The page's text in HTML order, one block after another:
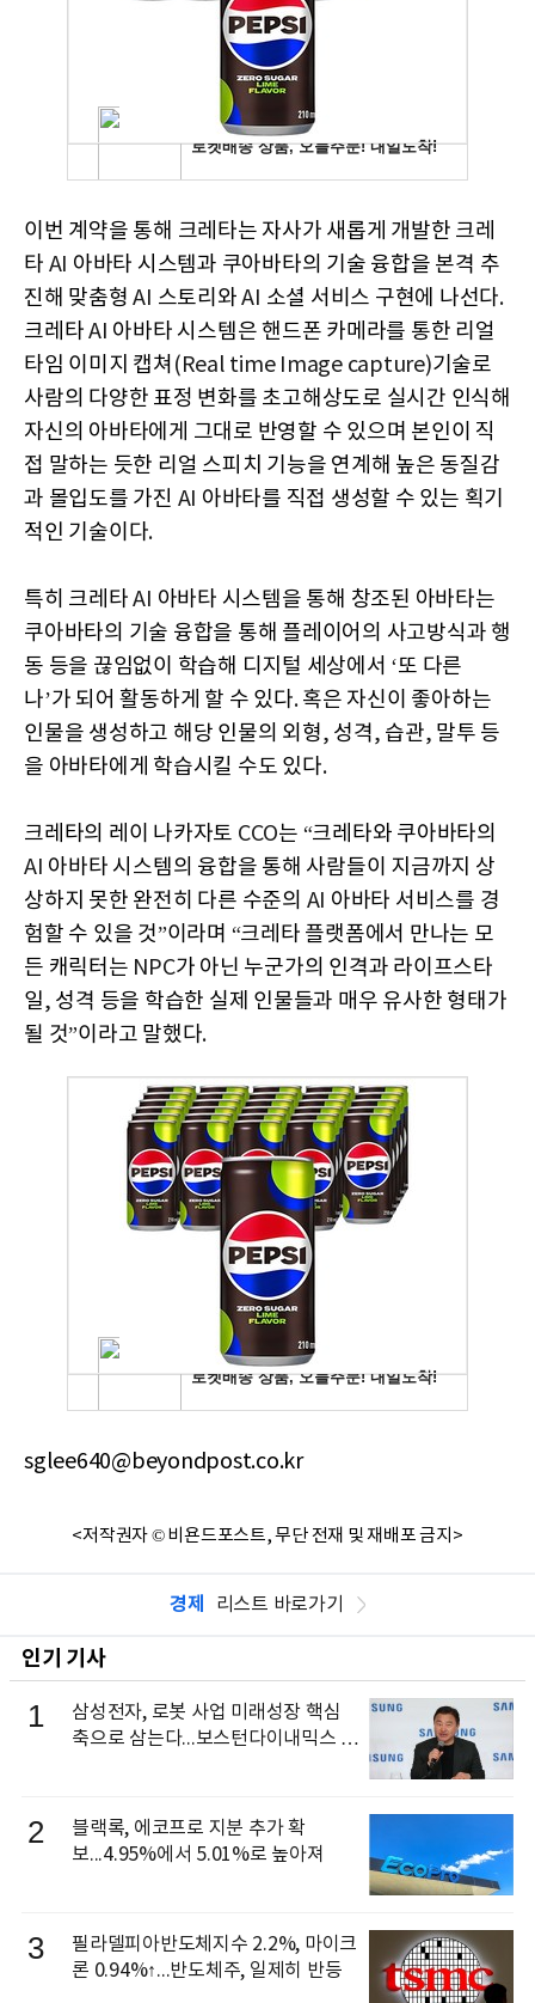
이번 계약을 통해 크레타는 자사가 새롭게 개발한 크레
타 AI 아바타 시스템과 쿠아바타의 기술 융합을 본격 추
진해 맞춤형 AI 스토리와AI 소셜 서비스 구현에 나선다.
크레타AI 아바타 시스템은핸드폰 카메라를 통한 리얼
타임 이미지 캡쳐 (Real time Image capture)기술로
사람의 다양한 표정 변화를 초고해상도로 실시간 인식해
자신의 아바타에게 그대로 반영할 수 있으며 본인이 직
접 말하는 듯한 리얼 스피치 기능을 연계해 높은 동질감
과 몰입도를 가진 AI 아바타를 직접 생성할 수 있는 획기
적인 기술이다.
특히 크레타AI 아바타 시스템을 통해 창조된 아바타는
쿠아바타의 기술 융합을 통해 플레이어의 사고방식과 행
동 등을 끊임없이 학습해 디지털 세상에서 ‘또 다른
나’가 되어 활동하게 할 수 있다.혹은 자신이 좋아하는
인물을 생성하고 해당 인물의 외형, 성격, 습관, 말투 등
을 아바타에게 학습시킬 수도 있다.
크레타의 레이 나카자토 CCO는 “크레타와 쿠아바타의
AI 아바타 시스템의 융합을 통해 사람들이 지금까지 상
상하지 못한 완전히 다른 수준의 AI 아바타 서비스를 경
험할 수 있을 것”이라며 “크레타 플랫폼에서 만나는 모
든 캐릭터는 NPC가 아닌 누군가의 인격과 라이프스타
일, 성격 등을 학습한 실제 인물들과 매우 유사한 형태가
될 것”이라고 말했다.
sglee640@beyondpost.co.kr
<저작권자 © 비욘드포스트, 무단 전재 및 재배포 금지>
경제 리스트 바로가기
인기 기사
1
삼성전자, 로봇 사업 미래성장 핵심
축으로 삼는다...보스턴다이내믹스 출
2
블랙록, 에코프로 지분 추가 확
보...4.95%에서 5.01%로 높아져
3
필라델피아반도체지수 2.2%, 마이크
론 0.94%↑...반도체주, 일제히 반등